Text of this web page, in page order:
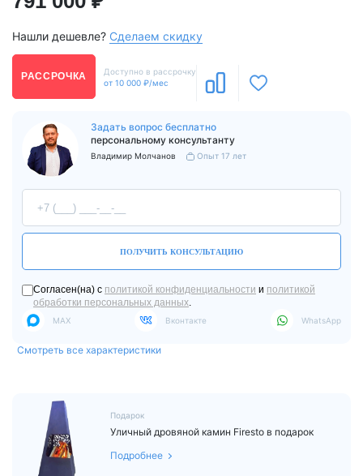
Нашли дешевле? Сделаем скидку
Доступно в рассрочку
от 10 000 ₽/мес
РАССРОЧКА
Задать вопрос бесплатно
персональному консультанту
Владимир Молчанов Опыт 17 лет
ПОЛУЧИТЬ КОНСУЛЬТАЦИЮ
Согласен(на) с политикой конфиденциальности и политикой
обработки персональных данных.
MAX Вконтакте WhatsApp
Смотреть все характеристики
Подарок
Уличный дровяной камин Firesto в подарок
Подробнее